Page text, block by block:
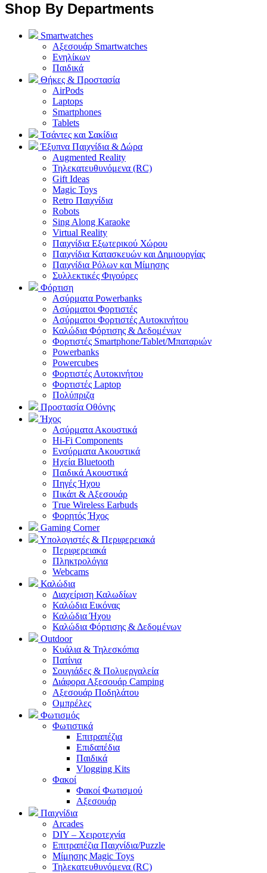
Shop By Departments
Smartwatches
Αξεσουάρ Smartwatches
Ενηλίκων
Παιδικά
Θήκες & Προστασία
AirPods
Laptops
Smartphones
Tablets
Τσάντες και Σακίδια
Έξυπνα Παιχνίδια & Δώρα
Augmented Reality
Τηλεκατευθυνόμενα (RC)
Gift Ideas
Magic Toys
Retro Παιχνίδια
Robots
Sing Along Karaoke
Virtual Reality
Παιχνίδια Εξωτερικού Χώρου
Παιχνίδια Κατασκευών και Δημιουργίας
Παιχνίδια Ρόλων και Μίμησης
Συλλεκτικές Φιγούρες
Φόρτιση
Ασύρματα Powerbanks
Aσύρματοι Φορτιστές
Ασύρματοι Φορτιστές Αυτοκινήτου
Καλώδια Φόρτισης & Δεδομένων
Φορτιστές Smartphone/Tablet/Μπαταριών
Powerbanks
Powercubes
Φορτιστές Αυτοκινήτου
Φορτιστές Laptop
Πολύπριζα
Προστασία Οθόνης
Ήχος
Ασύρματα Ακουστικά
Hi-Fi Components
Ενσύρματα Ακουστικά
Ηχεία Bluetooth
Παιδικά Ακουστικά
Πηγές Ήχου
Πικάπ & Αξεσουάρ
Τrue Wireless Earbuds
Φορητός Ήχος
Gaming Corner
Υπολογιστές & Περιφερειακά
Περιφερειακά
Πληκτρολόγια
Webcams
Καλώδια
Διαχείριση Καλωδίων
Καλώδια Εικόνας
Καλώδια Ήχου
Καλώδια Φόρτισης & Δεδομένων
Outdoor
Κυάλια & Τηλεσκόπια
Πατίνια
Σουγιάδες & Πολυεργαλεία
Διάφορα Αξεσουάρ Camping
Αξεσουάρ Ποδηλάτου
Ομπρέλες
Φωτισμός
Φωτιστικά
Επιτραπέζια
Επιδαπέδια
Παιδικά
Vlogging Kits
Φακοί
Φακοί Φωτισμού
Αξεσουάρ
Παιχνίδια
Arcades
DIY – Χειροτεχνία
Επιτραπέζια Παιχνίδια/Puzzle
Μίμησης Magic Toys
Τηλεκατευθυνόμενα (RC)